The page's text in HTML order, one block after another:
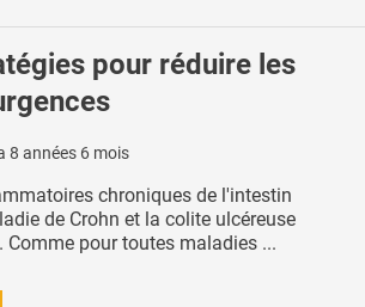
pour réduire les
8 années 6 mois
chroniques de l'intestin
de Crohn et la colite ulcéreuse
Comme pour toutes maladies ...